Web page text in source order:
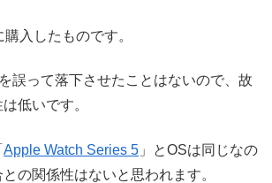
入したものです。
誤って落下させたことはないので、故
低いです。
Apple Watch Series 5 」とOSは同じなの
の関係性はないと思われます。